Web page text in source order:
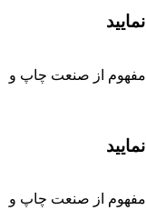
از صنعت چاپ و
از صنعت چاپ و